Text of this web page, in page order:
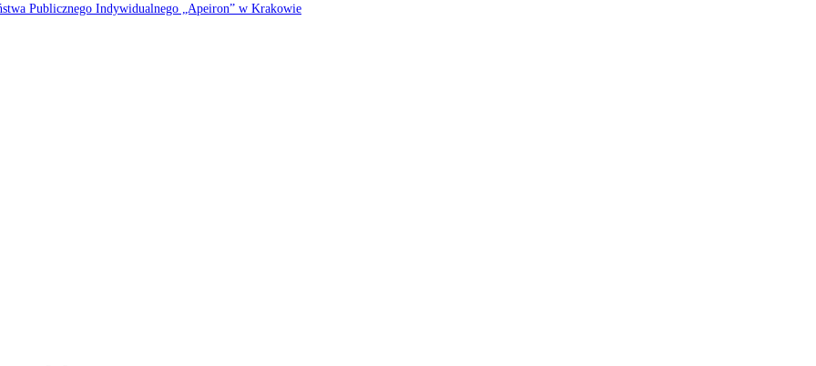
Publicznego Indywidualnego „Apeiron” w Krakowie